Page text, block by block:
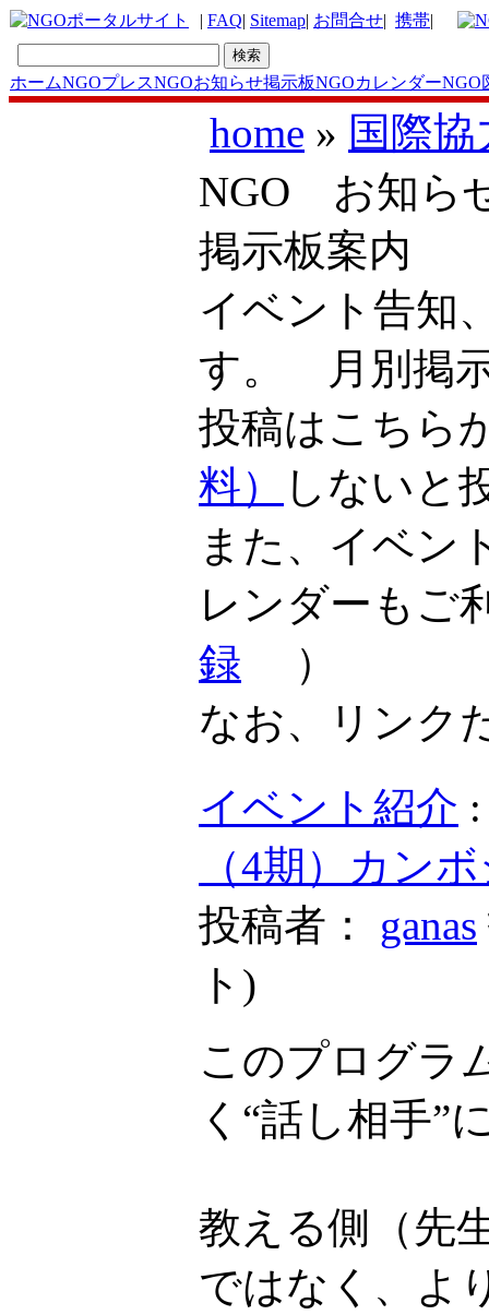
| FAQ| Sitemap| お問合せ| 携帯|
ホームNGOプレスNGOお知らせ掲示板NGOカレンダーNGO
home » 国際
NGO お知ら
掲示板案内
イベント告知
す。 月別掲
投稿はこち
料）
しないと
また、イベン
レンダーもご
録 ）
なお、リンク
イベント紹介
（4期）カン
投稿者： ganas
ト )
このプログラ
く“話し相手”
教える側（先
ではなく、よ